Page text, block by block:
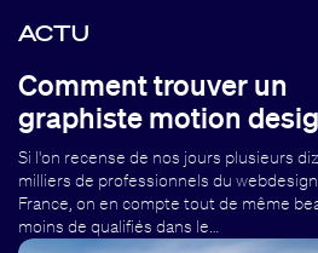
ACTU
Comment trouver un
graphiste motion
Si l'on recense de nos jours plusieurs
milliers de professionnels du
France, on en compte tout de même
moins de qualifiés dans le…